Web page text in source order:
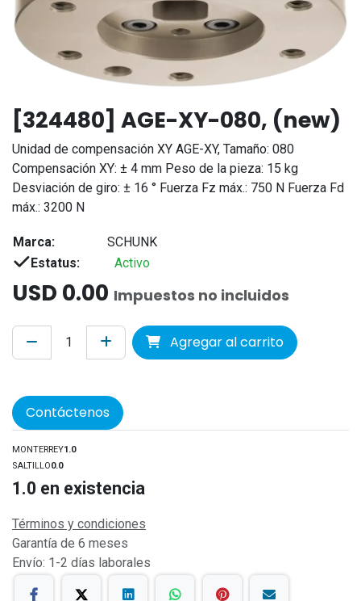
[324480] AGE-XY-080, (new)
Unidad de compensación XY AGE-XY, Tamaño: 080
Compensación XY: ± 4 mm Peso de la pieza: 15 kg
Desviación de giro: ± 16 ° Fuerza Fz máx.: 750 N Fuerza Fd
máx.: 3200 N
Marca:
SCHUNK
Estatus:
Activo
USD 0.00 Impuestos no incluidos
Agregar al carrito
Contáctenos
MONTERREY1.0
SALTILLO0.0
1.0 en existencia
Términos y condiciones
Garantía de 6 meses
Envío: 1-2 días laborales